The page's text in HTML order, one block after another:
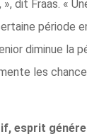
dit Fraas. «
période
diminue la
les
esprit